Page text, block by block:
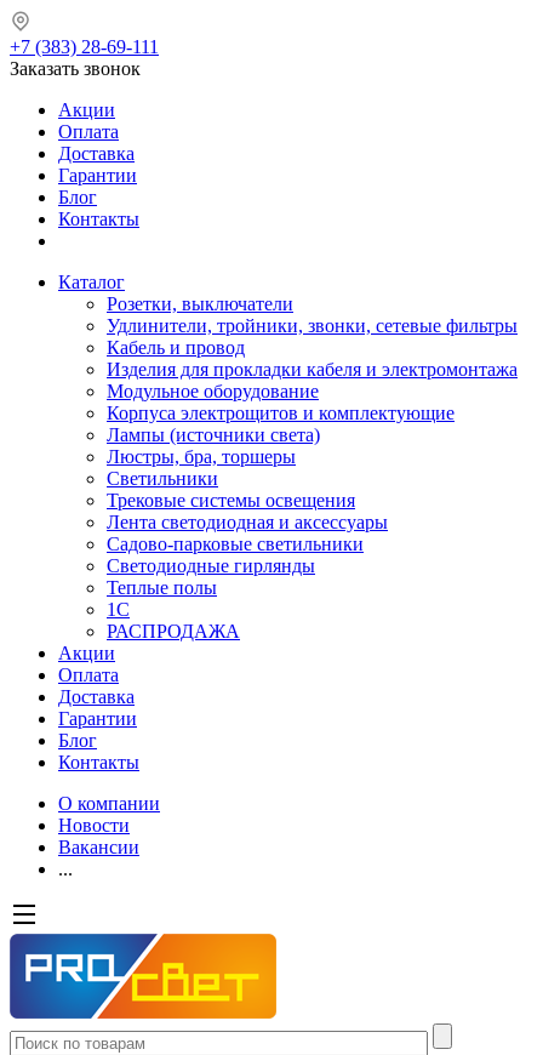
+7 (383) 28-69-111
Заказать звонок
Акции
Оплата
Доставка
Гарантии
Блог
Контакты
Каталог
Розетки, выключатели
Удлинители, тройники, звонки, сетевые фильтры
Кабель и провод
Изделия для прокладки кабеля и электромонтажа
Модульное оборудование
Корпуса электрощитов и комплектующие
Лампы (источники света)
Люстры, бра, торшеры
Светильники
Трековые системы освещения
Лента светодиодная и аксессуары
Садово-парковые светильники
Светодиодные гирлянды
Теплые полы
1С
РАСПРОДАЖА
Акции
Оплата
Доставка
Гарантии
Блог
Контакты
О компании
Новости
Вакансии
...